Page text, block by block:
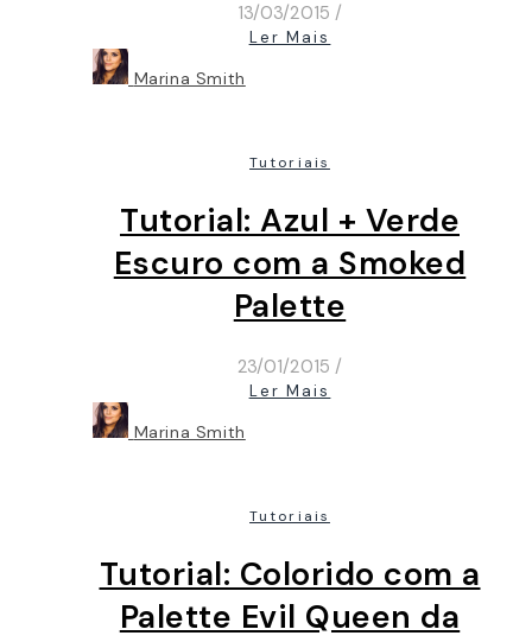
13/03/2015 /
Ler Mais
Marina Smith
Tutoriais
Tutorial: Azul + Verde
Escuro com a Smoked
Palette
23/01/2015 /
Ler Mais
Marina Smith
Tutoriais
Tutorial: Colorido com a
Palette Evil Queen da